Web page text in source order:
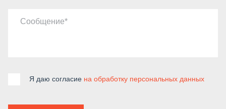
Сообщение
Я даю согласие на обработку персональных данных